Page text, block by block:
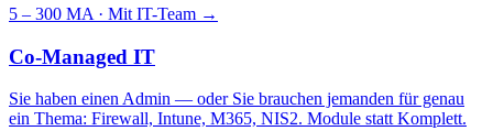
5 – 300 MA · Mit IT-Team →
Co-Managed IT
Sie haben einen Admin — oder Sie brauchen jemanden für genau
ein Thema: Firewall, Intune, M365, NIS2. Module statt Komplett.